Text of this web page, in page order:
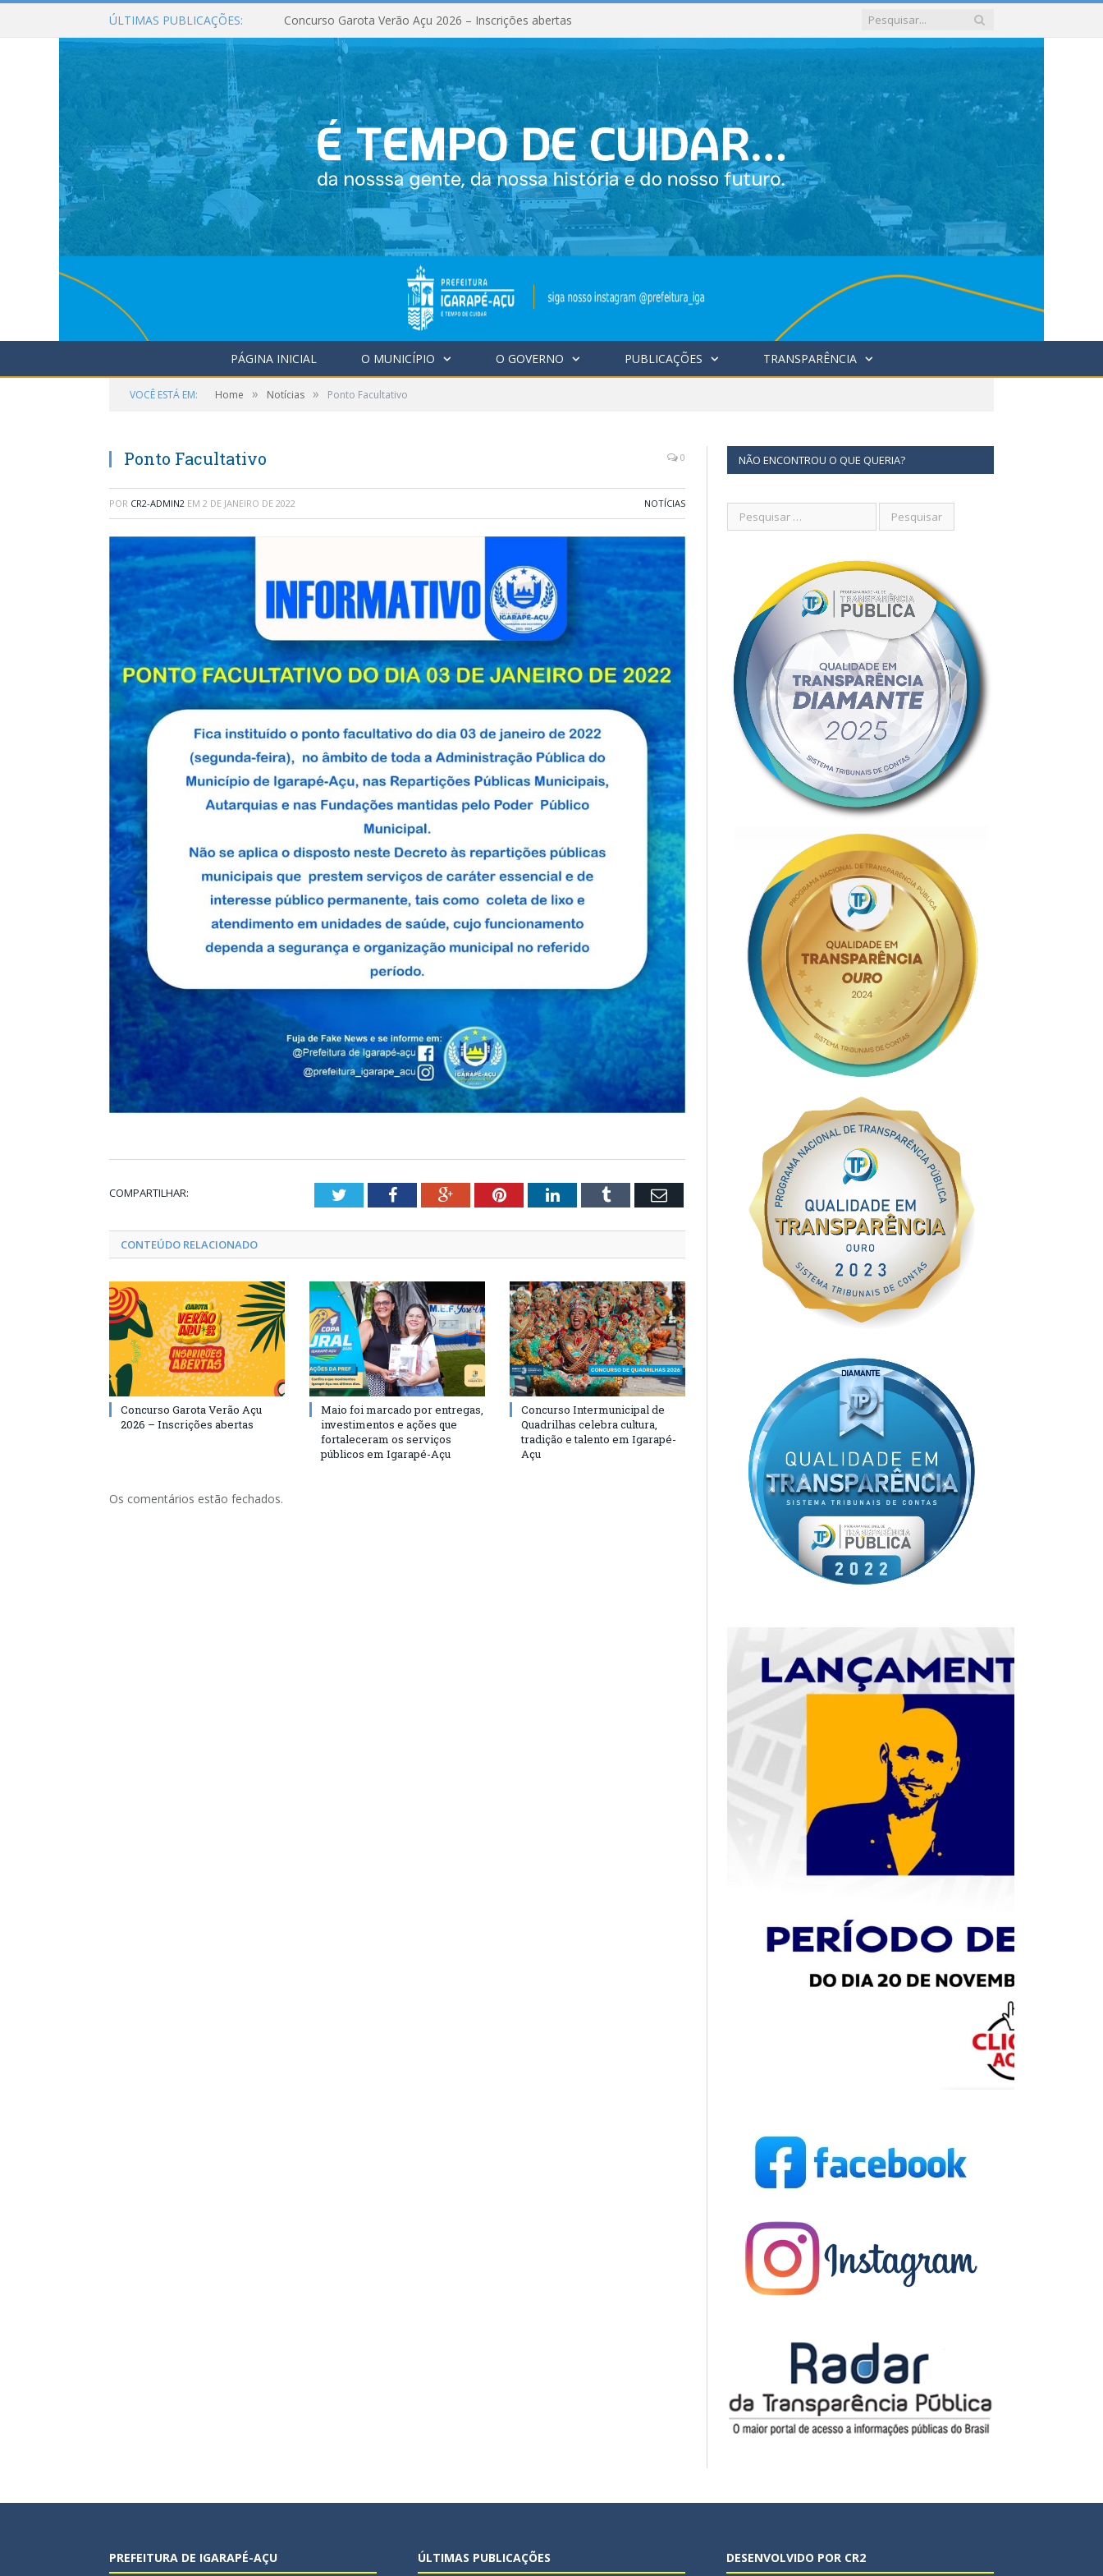
ÚLTIMAS PUBLICAÇÕES: Concurso Garota Verão Açu 2026 – Inscrições abertas
PÁGINA INICIAL O MUNICÍPIO O GOVERNO PUBLICAÇÕES TRANSPARÊNCIA
VOCÊ ESTÁ EM: Home » Notícias » Ponto Facultativo
Ponto Facultativo 0
POR CR2-ADMIN2 EM 2 DE JANEIRO DE 2022 NOTÍCIAS
COMPARTILHAR: TwitterFacebookGoogle+PinterestLinkedInTumblr Email
CONTEÚDO RELACIONADO
Concurso Garota Verão Açu
2026 – Inscrições abertas
Maio foi marcado por entregas,
investimentos e ações que
fortaleceram os serviços
públicos em Igarapé-Açu
Concurso Intermunicipal de
Quadrilhas celebra cultura,
tradição e talento em Igarapé-
Açu
Os comentários estão fechados.
NÃO ENCONTROU O QUE QUERIA?
PREFEITURA DE IGARAPÉ-AÇU ÚLTIMAS PUBLICAÇÕES DESENVOLVIDO POR CR2